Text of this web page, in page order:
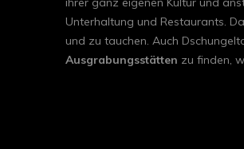
Unterhaltung und Restaurants.
und zu tauchen. Auch
Ausgrabungsstätten zu finden,